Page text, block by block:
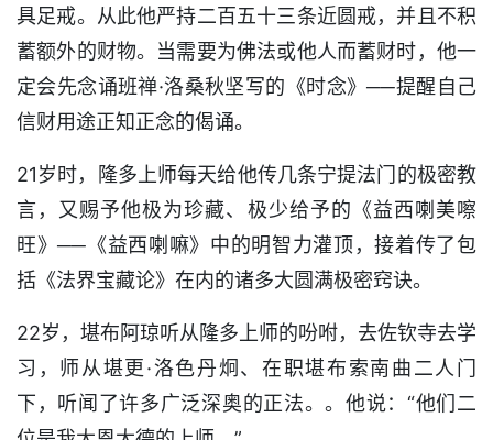
具足戒。从此他严持二百五十三条近圆戒，并且不积
蓄额外的财物。当需要为佛法或他人而蓄财时，他一
定会先念诵班禅·洛桑秋坚写的《时念》──提醒自己
信财用途正知正念的偈诵。
21岁时，隆多上师每天给他传几条宁提法门的极密教
言，又赐予他极为珍藏、极少给予的《益西喇美嚓
旺》──《益西喇嘛》中的明智力灌顶，接着传了包
括《法界宝藏论》在内的诸多大圆满极密窍诀。
22岁，堪布阿琼听从隆多上师的吩咐，去佐钦寺去学
习，师从堪更·洛色丹炯、在职堪布索南曲二人门
下，听闻了许多广泛深奥的正法。。他说：“他们二